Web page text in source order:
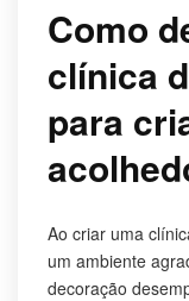
Como
clínica
para
Ao criar uma
um ambiente
decoração